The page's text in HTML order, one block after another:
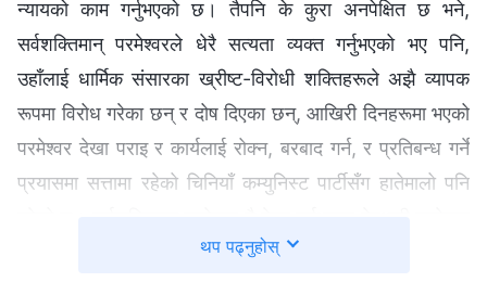
न्यायको काम गर्नुभएको छ। तैपनि के कुरा अनपेक्षित छ भने,
सर्वशक्तिमान्‌ परमेश्‍वरले धेरै सत्यता व्यक्त गर्नुभएको भए पनि,
उहाँलाई धार्मिक संसारका ख्रीष्ट-विरोधी शक्तिहरूले अझै व्यापक
रूपमा विरोध गरेका छन् र दोष दिएका छन्, आखिरी दिनहरूमा भएको
परमेश्‍वर देखा पराइ र कार्यलाई रोक्‍न, बरबाद गर्न, र प्रतिबन्ध गर्ने
प्रयासमा सत्तामा रहेको चिनियाँ कम्युनिस्ट पार्टीसँग हातेमालो पनि
हुनुहुन्छ भन्‍ने कुरालाई इन्कार गर्न तिनीहरूले सक्दो प्रयास गर्छन्, र
थप पढ्नुहोस्